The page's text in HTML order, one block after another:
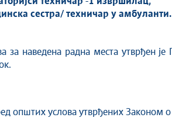
сестра/ техничар у амбуланти.
за наведена радна места утврђен
општих услова утврђених Законом